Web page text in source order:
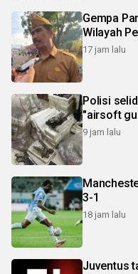
Gempa
Wilayah
17 jam lalu
Polisi
"airsoft
9 jam lalu
3-1
18 jam lalu
Juventus